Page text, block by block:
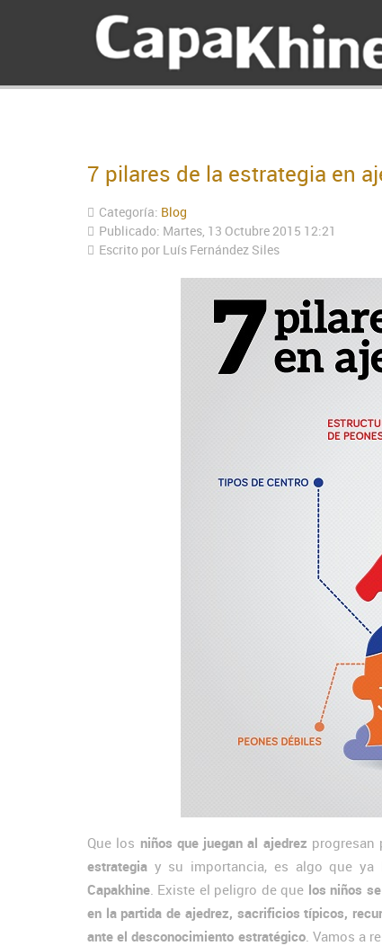
7 pilares de la estrategia en
Categoría: Blog
Publicado: Martes, 13 Octubre 2015 12:21
Escrito por Luís Fernández Siles
Que los niños que juegan al ajedrez progresan
estrategia y su importancia, es algo que ya
Capakhine . Existe el peligro de que los niños
en la partida de ajedrez, sacrificios típicos,
ante el desconocimiento estratégico. Vamos a